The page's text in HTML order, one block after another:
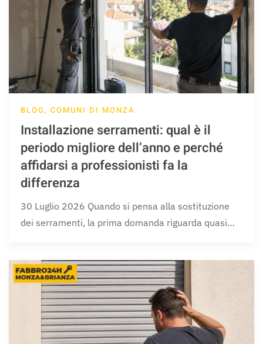
BLOG, COMUNI DI MONZA
Installazione serramenti: qual è il
periodo migliore dell’anno e perché
affidarsi a professionisti fa la
differenza
30 Luglio 2026 Quando si pensa alla sostituzione
dei serramenti, la prima domanda riguarda quasi…